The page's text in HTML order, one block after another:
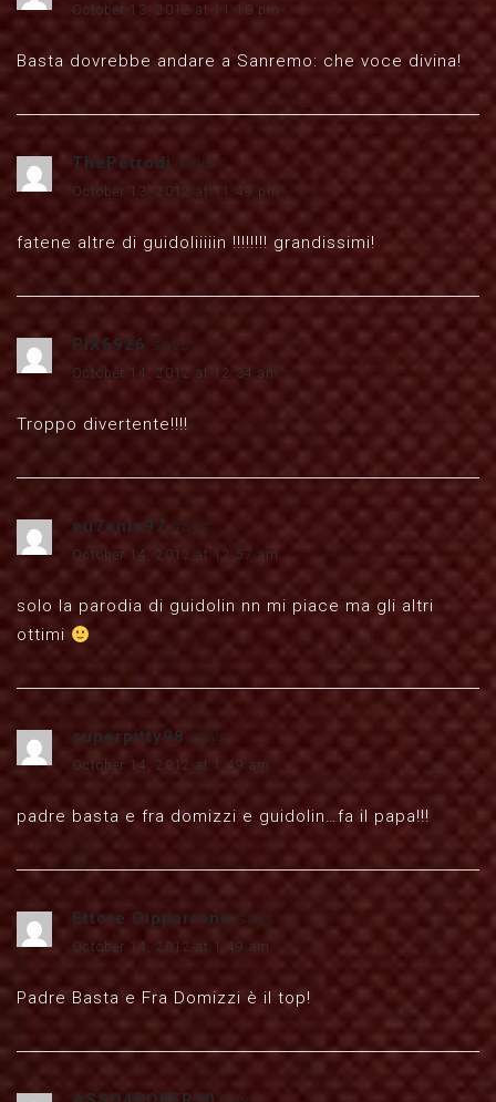
October 13, 2012 at 11:10 pm
Basta dovrebbe andare a Sanremo: che voce divina!
ThePetrodj says:
October 13, 2012 at 11:49 pm
fatene altre di guidoliiiiin !!!!!!!! grandissimi!
PIX6926 says:
October 14, 2012 at 12:34 am
Troppo divertente!!!!
eu7enio97 says:
October 14, 2012 at 12:57 am
solo la parodia di guidolin nn mi piace ma gli altri
ottimi
superpitty98 says:
October 14, 2012 at 1:49 am
padre basta e fra domizzi e guidolin…fa il papa!!!
Ettore Cipparrone says:
October 14, 2012 at 1:49 am
Padre Basta e Fra Domizzi è il top!